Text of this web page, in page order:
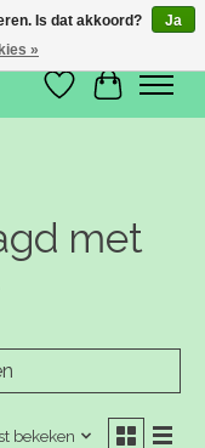
Verlanglijst
met
bekeken
Is dat akkoord?
Ja
»